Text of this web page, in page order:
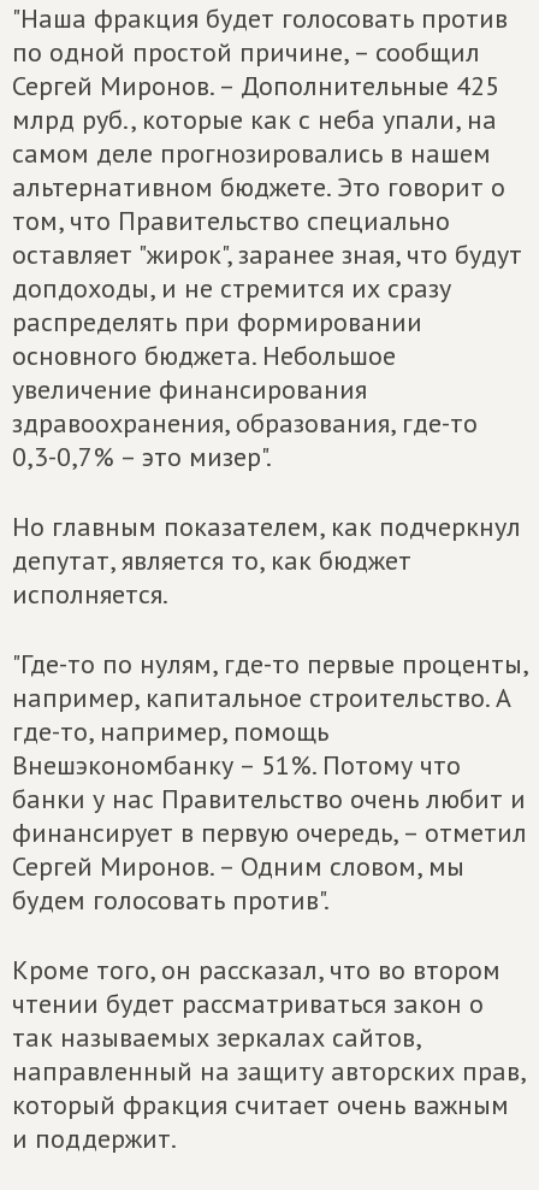
"Наша фракция будет голосовать против
по одной простой причине, – сообщил
Сергей Миронов. – Дополнительные 425
млрд руб., которые как с неба упали, на
самом деле прогнозировались в нашем
альтернативном бюджете. Это говорит о
том, что Правительство специально
оставляет "жирок", заранее зная, что будут
допдоходы, и не стремится их сразу
распределять при формировании
основного бюджета. Небольшое
увеличение финансирования
здравоохранения, образования, где-то
0,3-0,7% – это мизер".
Но главным показателем, как подчеркнул
депутат, является то, как бюджет
исполняется.
"Где-то по нулям, где-то первые проценты,
например, капитальное строительство. А
где-то, например, помощь
Внешэкономбанку – 51%. Потому что
банки у нас Правительство очень любит и
финансирует в первую очередь, – отметил
Сергей Миронов. – Одним словом, мы
будем голосовать против".
Кроме того, он рассказал, что во втором
чтении будет рассматриваться закон о
так называемых зеркалах сайтов,
направленный на защиту авторских прав,
который фракция считает очень важным
и поддержит.